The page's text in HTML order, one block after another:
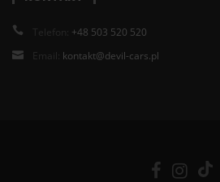
Telefon: +48 503 520 520
Email: kontakt@devil-cars.pl